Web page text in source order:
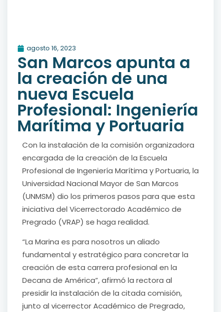
agosto 16, 2023
San Marcos apunta a
la creación de una
nueva Escuela
Profesional: Ingeniería
Marítima y Portuaria
Con la instalación de la comisión organizadora
encargada de la creación de la Escuela
Profesional de Ingeniería Marítima y Portuaria, la
Universidad Nacional Mayor de San Marcos
(UNMSM) dio los primeros pasos para que esta
iniciativa del Vicerrectorado Académico de
Pregrado (VRAP) se haga realidad.
“La Marina es para nosotros un aliado
fundamental y estratégico para concretar la
creación de esta carrera profesional en la
Decana de América”, afirmó la rectora al
presidir la instalación de la citada comisión,
junto al vicerrector Académico de Pregrado,